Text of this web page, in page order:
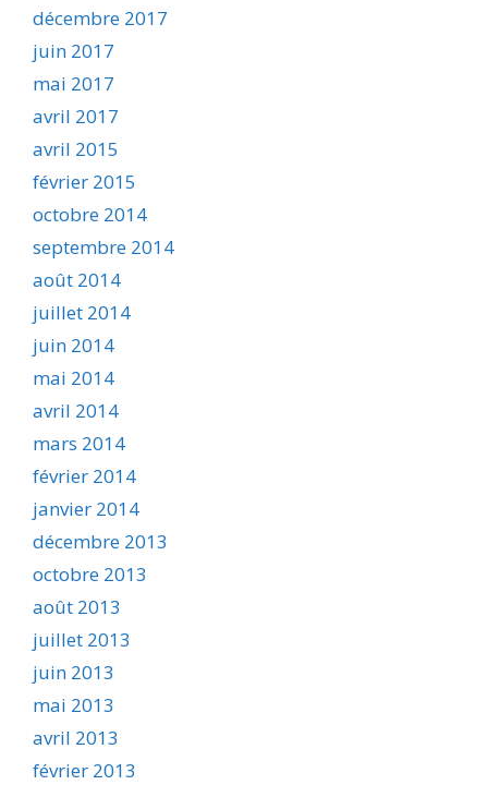
décembre 2017
juin 2017
mai 2017
avril 2017
avril 2015
février 2015
octobre 2014
septembre 2014
août 2014
juillet 2014
juin 2014
mai 2014
avril 2014
mars 2014
février 2014
janvier 2014
décembre 2013
octobre 2013
août 2013
juillet 2013
juin 2013
mai 2013
avril 2013
février 2013